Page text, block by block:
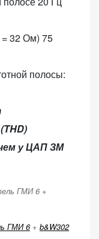
32 Ом) 75
полосы:
у ЦАП ЗМ
ГМИ 6+ b&W302